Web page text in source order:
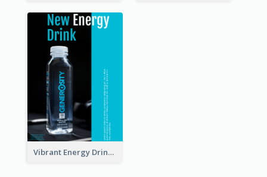
Vibrant Energy Drink Flyer